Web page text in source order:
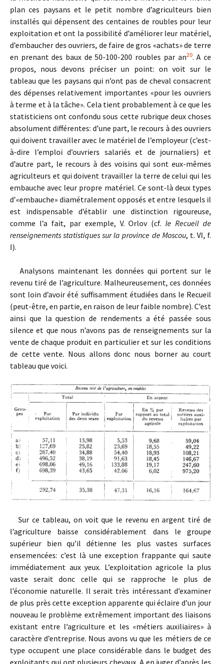
plan ces paysans et le petit nombre d’agriculteurs bien
installés qui dépensent des centaines de roubles pour leur
exploitation et ont la possibilité d’améliorer leur matériel,
d’embaucher des ouvriers, de faire de gros «achats» de terre
en prenant des baux de 50-100-200 roubles par an20. A ce
propos, nous devons préciser un point: on voit sur le
tableau que les paysans qui n’ont pas de cheval consacrent
des dépenses relativement importantes «pour les ouvriers
à terme et à la tâche». Cela tient probablement à ce que les
statisticiens ont confondu sous cette rubrique deux choses
absolument différentes: d’une part, le recours à des ouvriers
qui doivent travailler avec le matériel de l’employeur (c’est-
à-dire l’emploi d’ouvriers salariés et de journaliers) et
d’autre part, le recours à des voisins qui sont eux-mêmes
agriculteurs et qui doivent travailler la terre de celui qui les
embauche avec leur propre matériel. Ce sont-là deux types
d’«embauche» diamétralement opposés et entre lesquels il
est indispensable d’établir une distinction rigoureuse,
comme l’a fait, par exemple, V. Orlov (cf.le Recueil de
renseignements statistiques sur la province de Moscou, t. VI, f.
I).
Analysons maintenant les données qui portent sur le
revenu tiré de l’agriculture. Malheureusement, ces données
sont loin d’avoir été suffisamment étudiées dans le Recueil
(peut-être, en partie, en raison de leur faible nombre). C’est
ainsi que la question de rendements a été passée sous
silence et que nous n’avons pas de renseignements sur la
vente de chaque produit en particulier et sur les conditions
de cette vente. Nous allons donc nous borner au court
tableau que voici.
Sur ce tableau, on voit que le revenu en argent tiré de
l’agriculture baisse considérablement dans le groupe
supérieur bien qu’il détienne les plus vastes surfaces
ensemencées: c’est là une exception frappante qui saute
immédiatement aux yeux. L’exploitation agricole la plus
vaste serait donc celle qui se rapproche le plus de
l’économie naturelle. Il serait très intéressant d’examiner
de plus près cette exception apparente qui éclaire d’un jour
nouveau le problème extrêmement important des liaisons
existant entre l’agriculture et les «métiers auxiliaires» à
caractère d’entreprise. Nous avons vu que les métiers de ce
type occupent une place considérable dans le budget des